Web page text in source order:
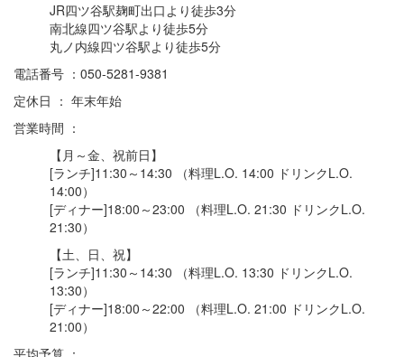
JR四ツ谷駅麹町出口より徒歩3分
南北線四ツ谷駅より徒歩5分
丸ノ内線四ツ谷駅より徒歩5分
電話番号 ：050-5281-9381
定休日 ： 年末年始
営業時間 ：
【月～金、祝前日】
[ランチ]11:30～14:30 （料理L.O. 14:00 ドリンクL.O.
14:00）
[ディナー]18:00～23:00 （料理L.O. 21:30 ドリンクL.O.
21:30）
【土、日、祝】
[ランチ]11:30～14:30 （料理L.O. 13:30 ドリンクL.O.
13:30）
[ディナー]18:00～22:00 （料理L.O. 21:00 ドリンクL.O.
21:00）